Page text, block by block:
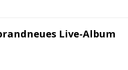
Live-Album